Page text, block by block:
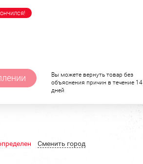
Вы можете вернуть товар без
объяснения причин в течение 14
дней
Cменить город